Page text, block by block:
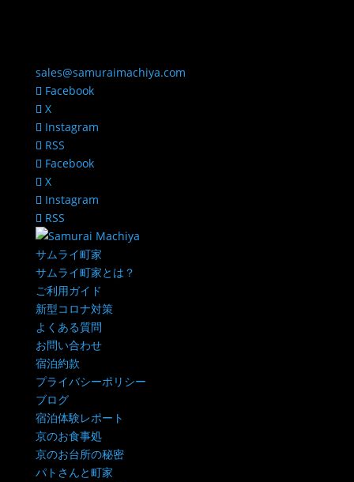
sales@samuraimachiya.com
Facebook
X
Instagram
RSS
Facebook
X
Instagram
RSS
サムライ町家
サムライ町家とは？
ご利用ガイド
新型コロナ対策
よくある質問
お問い合わせ
宿泊約款
プライバシーポリシー
ブログ
宿泊体験レポート
京のお食事処
京のお台所の秘密
パトさんと町家